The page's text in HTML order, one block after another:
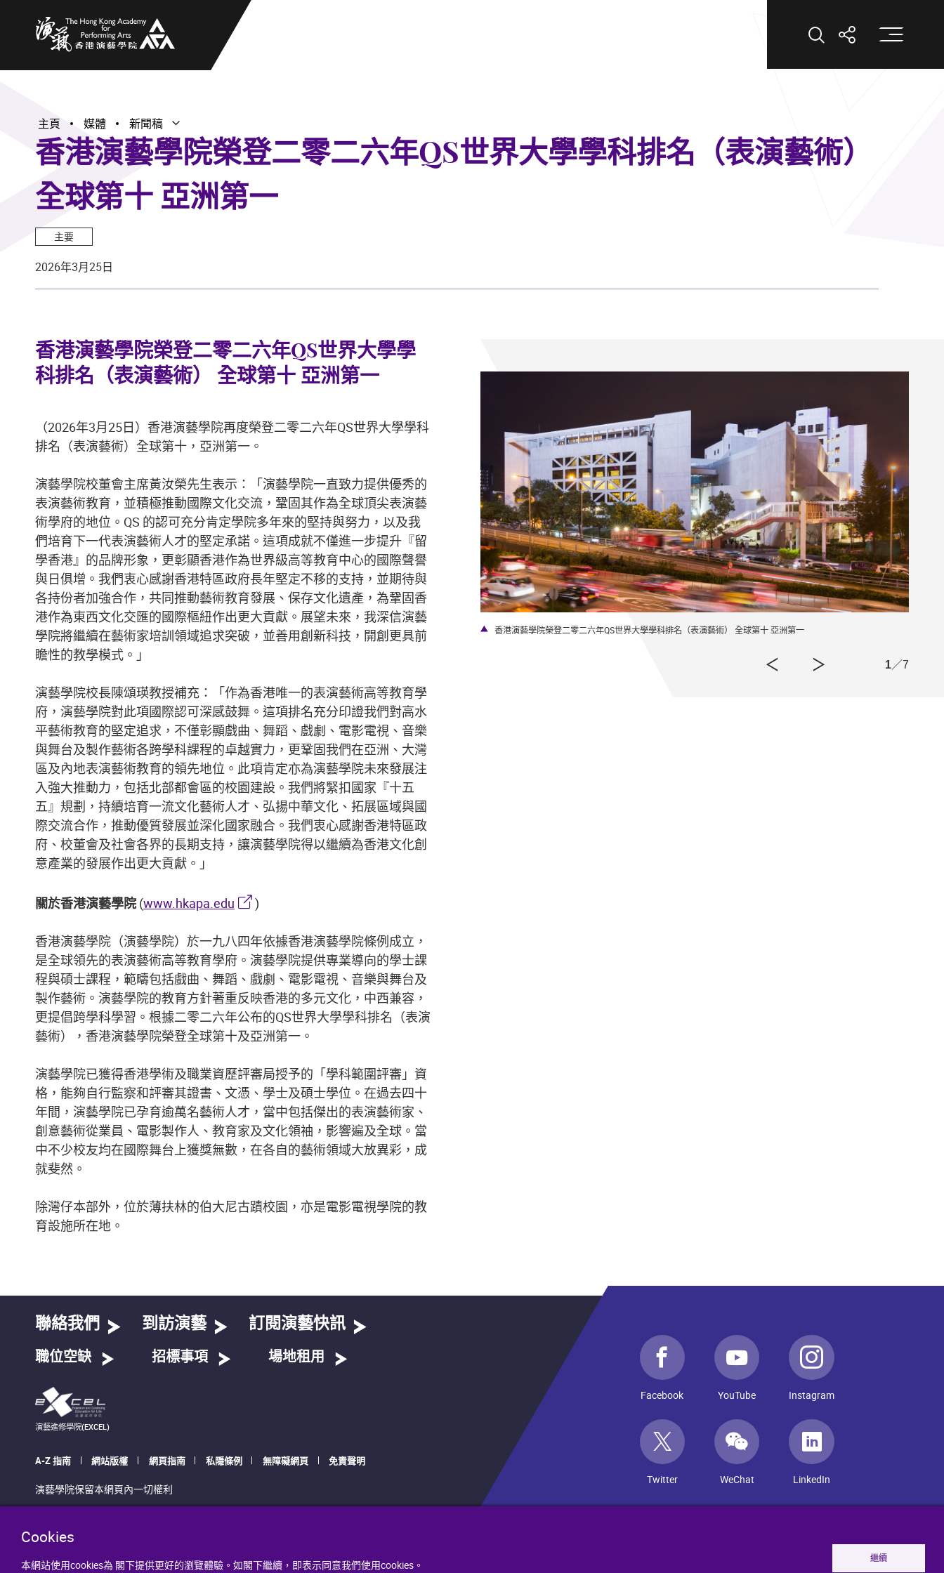
打開搜索打開分享打
Cookies
本網站使用cookies為 閣下提供更好的瀏覽體驗。如閣下繼續，即表示同意我們使用cookies。
繼續
主頁 媒體 新聞稿 打開子選單
關閉子選單
香港演藝學院榮登二零二六年QS世界大學學科排名（表演藝術）
全球第十 亞洲第一
主要
2026年3月25日
香港演藝學院榮登二零二六年QS世界大學學
科排名（表演藝術） 全球第十 亞洲第一
（2026年3月25日）香港演藝學院再度榮登二零二六年QS世界大學學科
排名（表演藝術）全球第十，亞洲第一。
演藝學院校董會主席黃汝榮先生表示：「演藝學院一直致力提供優秀的
表演藝術教育，並積極推動國際文化交流，鞏固其作為全球頂尖表演藝
術學府的地位。QS 的認可充分肯定學院多年來的堅持與努力，以及我
們培育下一代表演藝術人才的堅定承諾。這項成就不僅進一步提升『留
學香港』的品牌形象，更彰顯香港作為世界級高等教育中心的國際聲譽
與日俱增。我們衷心感謝香港特區政府長年堅定不移的支持，並期待與
各持份者加強合作，共同推動藝術教育發展、保存文化遺產，為鞏固香
港作為東西文化交匯的國際樞紐作出更大貢獻。展望未來，我深信演藝
學院將繼續在藝術家培訓領域追求突破，並善用創新科技，開創更具前
瞻性的教學模式。」
演藝學院校長陳頌瑛教授補充：「作為香港唯一的表演藝術高等教育學
府，演藝學院對此項國際認可深感鼓舞。這項排名充分印證我們對高水
平藝術教育的堅定追求，不僅彰顯戲曲、舞蹈、戲劇、電影電視、音樂
與舞台及製作藝術各跨學科課程的卓越實力，更鞏固我們在亞洲、大灣
區及內地表演藝術教育的領先地位。此項肯定亦為演藝學院未來發展注
入強大推動力，包括北部都會區的校園建設。我們將緊扣國家『十五
五』規劃，持續培育一流文化藝術人才、弘揚中華文化、拓展區域與國
際交流合作，推動優質發展並深化國家融合。我們衷心感謝香港特區政
府、校董會及社會各界的長期支持，讓演藝學院得以繼續為香港文化創
意產業的發展作出更大貢獻。」
關於香港演藝學院 (www.hkapa.edu )
香港演藝學院（演藝學院）於一九八四年依據香港演藝學院條例成立，
是全球領先的表演藝術高等教育學府。演藝學院提供專業導向的學士課
程與碩士課程，範疇包括戲曲、舞蹈、戲劇、電影電視、音樂與舞台及
製作藝術。演藝學院的教育方針著重反映香港的多元文化，中西兼容，
更提倡跨學科學習。根據二零二六年公布的QS世界大學學科排名（表演
藝術），香港演藝學院榮登全球第十及亞洲第一。
演藝學院已獲得香港學術及職業資歷評審局授予的「學科範圍評審」資
格，能夠自行監察和評審其證書、文憑、學士及碩士學位。在過去四十
年間，演藝學院已孕育逾萬名藝術人才，當中包括傑出的表演藝術家、
創意藝術從業員、電影製作人、教育家及文化領袖，影響遍及全球。當
中不少校友均在國際舞台上獲獎無數，在各自的藝術領域大放異彩，成
就斐然。
除灣仔本部外，位於薄扶林的伯大尼古蹟校園，亦是電影電視學院的教
育設施所在地。
舞台及製作藝術學院 香港演藝學院榮登二零二六年QS世界大學學科排名（表演藝術） 全球第十 亞洲第一
1／7
聯絡我們 到訪演藝 訂閱演藝快訊
職位空缺 招標事項 場地租用
演藝進修學院(EXCEL)
A-Z 指南 網站版權 網頁指南 私隱條例 無障礙網頁 免責聲明
演藝學院保留本網頁內一切權利
Facebook YouTube Instagram
Twitter WeChat LinkedIn